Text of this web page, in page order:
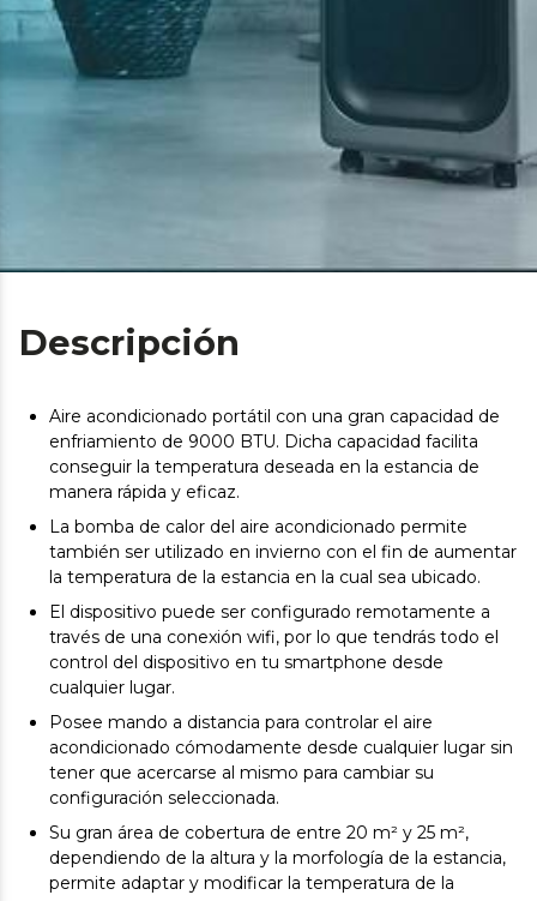
Descripción
Aire acondicionado portátil con una gran capacidad de
enfriamiento de 9000 BTU. Dicha capacidad facilita
conseguir la temperatura deseada en la estancia de
manera rápida y eficaz.
La bomba de calor del aire acondicionado permite
también ser utilizado en invierno con el fin de aumentar
la temperatura de la estancia en la cual sea ubicado.
El dispositivo puede ser configurado remotamente a
través de una conexión wifi, por lo que tendrás todo el
control del dispositivo en tu smartphone desde
cualquier lugar.
Posee mando a distancia para controlar el aire
acondicionado cómodamente desde cualquier lugar sin
tener que acercarse al mismo para cambiar su
configuración seleccionada.
Su gran área de cobertura de entre 20 m² y 25 m²,
dependiendo de la altura y la morfología de la estancia,
permite adaptar y modificar la temperatura de la